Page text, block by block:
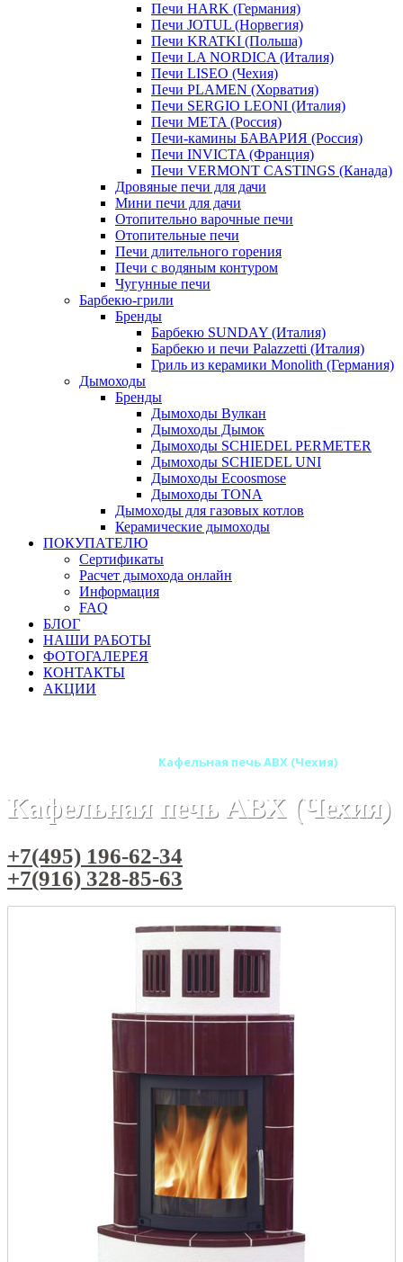
Печи HARK (Германия)
Печи JOTUL (Норвегия)
Печи KRATKI (Польша)
Печи LA NORDICA (Италия)
Печи LISEO (Чехия)
Печи PLAMEN (Хорватия)
Печи SERGIO LEONI (Италия)
Печи META (Россия)
Печи-камины БАВАРИЯ (Россия)
Печи INVICTA (Франция)
Печи VERMONT CASTINGS (Канада)
Дровяные печи для дачи
Мини печи для дачи
Отопительно варочные печи
Отопительные печи
Печи длительного горения
Печи с водяным контуром
Чугунные печи
Барбекю-грили
Бренды
Барбекю SUNDAY (Италия)
Барбекю и печи Palazzetti (Италия)
Гриль из керамики Monolith (Германия)
Дымоходы
Бренды
Дымоходы Вулкан
Дымоходы Дымок
Дымоходы SCHIEDEL PERMETER
Дымоходы SCHIEDEL UNI
Дымоходы Ecoosmose
Дымоходы TONA
Дымоходы для газовых котлов
Керамические дымоходы
ПОКУПАТЕЛЮ
Сертификаты
Расчет дымохода онлайн
Информация
FAQ
БЛОГ
НАШИ РАБОТЫ
ФОТОГАЛЕРЕЯ
КОНТАКТЫ
АКЦИИ
Кафельная печь ABX (Чехия)
Кафельная печь ABX (Чехия)
+7(495) 196-62-34
+7(916) 328-85-63